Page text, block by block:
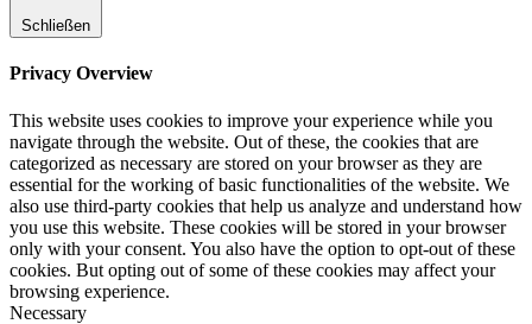
Schließen
Privacy Overview
This website uses cookies to improve your experience while you
navigate through the website. Out of these, the cookies that are
categorized as necessary are stored on your browser as they are
essential for the working of basic functionalities of the website. We
also use third-party cookies that help us analyze and understand how
you use this website. These cookies will be stored in your browser
only with your consent. You also have the option to opt-out of these
cookies. But opting out of some of these cookies may affect your
browsing experience.
Necessary